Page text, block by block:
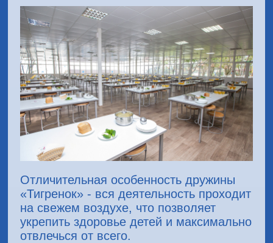
Отличительная особенность дружины
«Тигренок» - вся деятельность проходит
на свежем воздухе, что позволяет
укрепить здоровье детей и максимально
отвлечься от всего.